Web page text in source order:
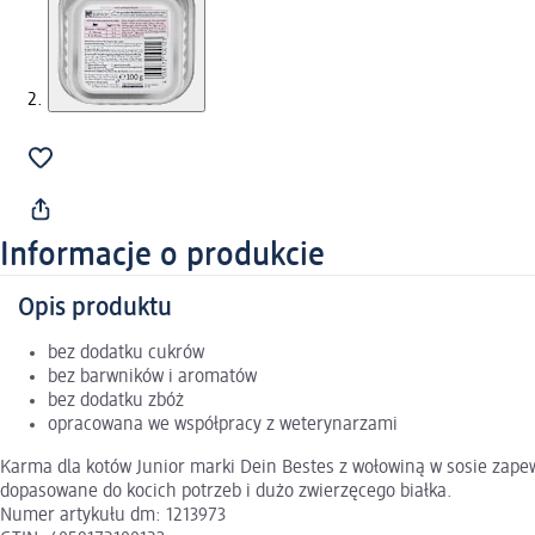
Informacje o produkcie
Opis produktu
bez dodatku cukrów
bez barwników i aromatów
bez dodatku zbóż
opracowana we współpracy z weterynarzami
Karma dla kotów Junior marki Dein Bestes z wołowiną w sosie
dopasowane do kocich potrzeb i dużo zwierzęcego białka.
Numer artykułu dm: 1213973